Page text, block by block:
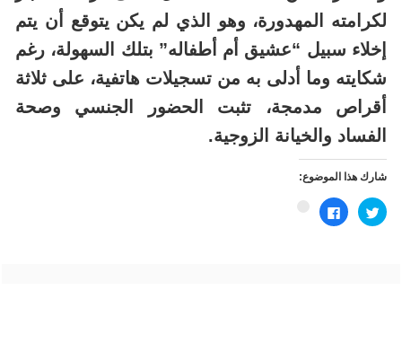
لكرامته المهدورة، وهو الذي لم يكن يتوقع أن يتم
إخلاء سبيل “عشيق أم أطفاله” بتلك السهولة، رغم
شكايته وما أدلى به من تسجيلات هاتفية، على ثلاثة
أقراص مدمجة، تثبت الحضور الجنسي وصحة
الفساد والخيانة الزوجية.
شارك هذا الموضوع:
اضغط
للمشاركة
على
انقر
للمشاركة
على